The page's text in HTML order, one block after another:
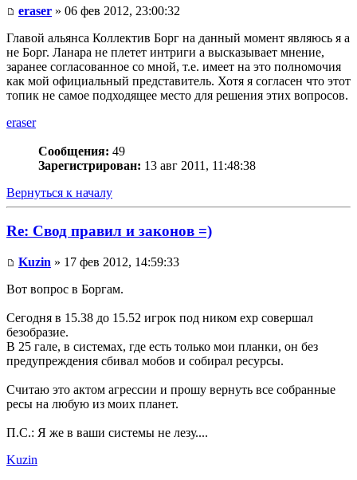
eraser » 06 фев 2012, 23:00:32
Главой альянса Коллектив Борг на данный момент являюсь я а
не Борг. Ланара не плетет интриги а высказывает мнение,
заранее согласованное со мной, т.е. имеет на это полномочия
как мой официальный представитель. Хотя я согласен что этот
топик не самое подходящее место для решения этих вопросов.
eraser
Сообщения: 49
Зарегистрирован: 13 авг 2011, 11:48:38
Вернуться к началу
Re: Свод правил и законов =)
Kuzin » 17 фев 2012, 14:59:33
Вот вопрос в Боргам.
Сегодня в 15.38 до 15.52 игрок под ником exp совершал
безобразие.
В 25 гале, в системах, где есть только мои планки, он без
предупреждения сбивал мобов и собирал ресурсы.
Считаю это актом агрессии и прошу вернуть все собранные
ресы на любую из моих планет.
П.С.: Я же в ваши системы не лезу....
Kuzin